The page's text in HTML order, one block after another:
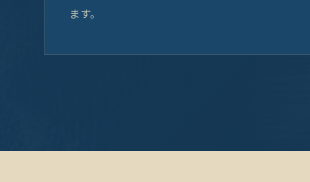
ます。